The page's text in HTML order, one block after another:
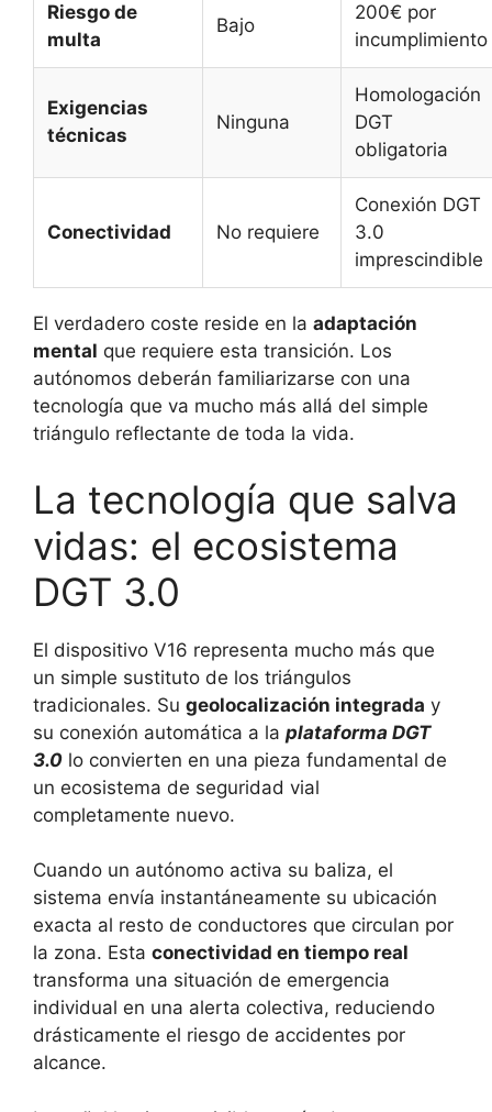
Riesgo de
multa
Bajo
200€ por
incumplimiento
Exigencias
técnicas
Ninguna
Homologación
DGT
obligatoria
Conectividad No requiere
Conexión DGT
3.0
imprescindible
El verdadero coste reside en la adaptación
mental que requiere esta transición. Los
autónomos deberán familiarizarse con una
tecnología que va mucho más allá del simple
triángulo reflectante de toda la vida.
La tecnología que salva
vidas: el ecosistema
DGT 3.0
El dispositivo V16 representa mucho más que
un simple sustituto de los triángulos
tradicionales. Su geolocalización integrada y
su conexión automática a la plataforma DGT
3.0 lo convierten en una pieza fundamental de
un ecosistema de seguridad vial
completamente nuevo.
Cuando un autónomo activa su baliza, el
sistema envía instantáneamente su ubicación
exacta al resto de conductores que circulan por
la zona. Esta conectividad en tiempo real
transforma una situación de emergencia
individual en una alerta colectiva, reduciendo
drásticamente el riesgo de accidentes por
alcance.